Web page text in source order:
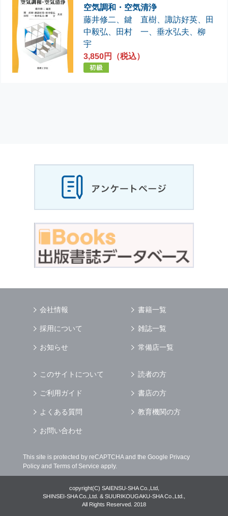
空気調和・空気清浄
藤井修二 、鍵 直樹 、諏訪好英 田
中毅弘 田村 一 、垂水弘夫 、柳
宇
3,850円（税込）
会社情報
採用について
お知らせ
書籍一覧
雑誌一覧
常備店一覧
このサイトについて
ご利用ガイド
よくある質問
お問い合わせ
読者の方
書店の方
教育機関の方
This site is protected by reCAPTCHA and the Google Privacy
Policyand Terms of Service apply.
copyright(C) SAIENSU-SHA Co.,Ltd,
SHINSEI-SHA Co.,Ltd. & SUURIKOUGAKU-SHA Co.,Ltd.,
All Rights Reserved. 2018